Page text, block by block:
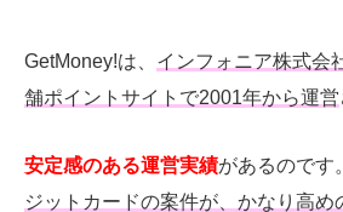
GetMoney!は、 インフォニア株式会
舗ポイントサイトで2001年から運営
安定感のある運営実績があるのです。
ジットカードの案件が、かなり高め